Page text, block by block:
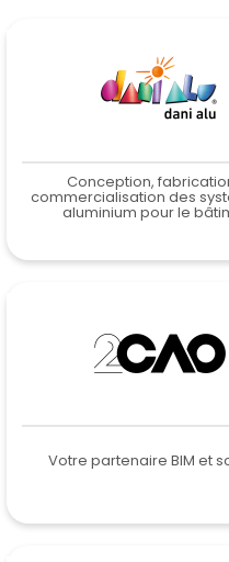
Conception,
commercialisation des
aluminium pour le
Votre partenaire BIM et